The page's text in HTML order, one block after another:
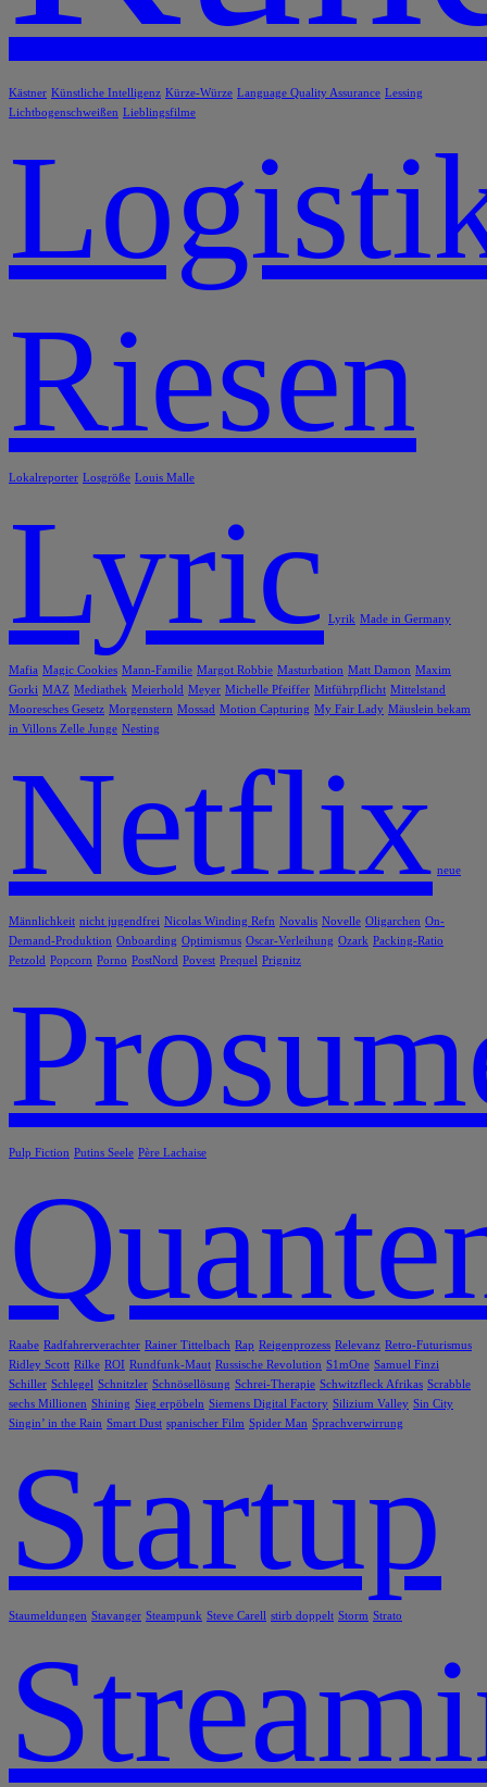
Kästner Künstliche Intelligenz Kürze-Würze Language Quality Assurance Lessing
Lichtbogenschweißen Lieblingsfilme
Riesen
Lokalreporter Losgröße Louis Malle
Lyric Lyrik Made in Germany
Mafia Magic Cookies Mann-Familie Margot Robbie Masturbation Matt Damon Maxim
Gorki MAZ Mediathek Meierhold Meyer Michelle Pfeiffer Mitführpflicht Mittelstand
Mooresches Gesetz Morgenstern Mossad Motion Capturing My Fair Lady Mäuslein bekam
in Villons Zelle Junge Nesting
Netflix neue
Männlichkeit nicht jugendfrei Nicolas Winding Refn Novalis Novelle Oligarchen On-
Demand-Produktion Onboarding Optimismus Oscar-Verleihung Ozark Packing-Ratio
Petzold Popcorn Porno PostNord Povest Prequel Prignitz
Pulp Fiction Putins Seele Père Lachaise
Raabe Radfahrerverachter Rainer Tittelbach Rap Reigenprozess Relevanz Retro-Futurismus
Ridley Scott Rilke ROI Rundfunk-Maut Russische Revolution S1mOne Samuel Finzi
Schiller Schlegel Schnitzler Schnösellösung Schrei-Therapie Schwitzfleck Afrikas Scrabble
sechs Millionen Shining Sieg erpöbeln Siemens Digital Factory Silizium Valley Sin City
Singin’ in the Rain Smart Dust spanischer Film Spider Man Sprachverwirrung
Startup
Staumeldungen Stavanger Steampunk Steve Carell stirb doppelt Storm Strato